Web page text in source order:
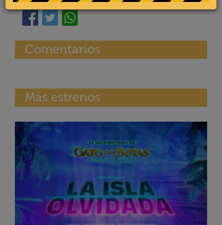
Comentarios
Más estrenos